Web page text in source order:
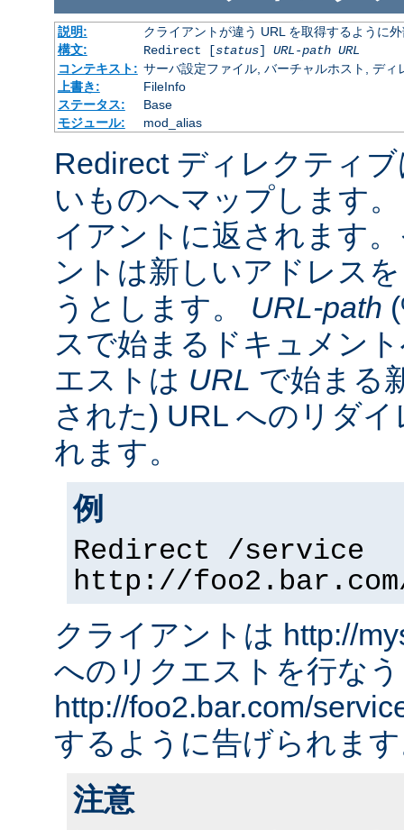
説明:
クライアントが違う URL を取得するように
構文:
Redirect [status] URL-path URL
コンテキスト: サーバ設定ファイル, バーチャルホスト, ディ
上書き:
FileInfo
ステータス:
Base
モジュール:
mod_alias
Redirect ディレクティ
いものへマップします
イアントに返されます
ントは新しいアドレス
うとします。 URL-path
スで始まるドキュメン
エストは URL で始まる
された) URL へのリダ
れます。
例
Redirect /service
http://
クライアントは http://
へのリクエストを行な
http://foo2.bar.com/
するように告げられま
注意